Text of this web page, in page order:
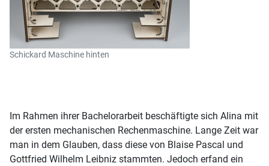
Schickard Maschine hinten
Im Rahmen ihrer Bachelorarbeit beschäftigte sich Alina mit
der ersten mechanischen Rechenmaschine. Lange Zeit war
man in dem Glauben, dass diese von Blaise Pascal und
Gottfried Wilhelm Leibniz stammten. Jedoch erfand ein